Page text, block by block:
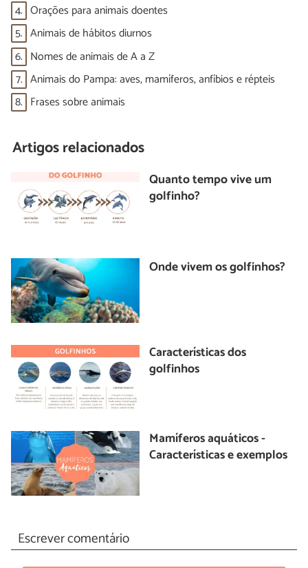
4. Orações para animais doentes
5. Animais de hábitos diurnos
6. Nomes de animais de A a Z
7. Animais do Pampa: aves, mamíferos, anfíbios e répteis
8. Frases sobre animais
Artigos relacionados
Quanto tempo vive um
golfinho?
Onde vivem os golfinhos?
Características dos
golfinhos
Mamíferos aquáticos -
Características e exemplos
Escrever comentário